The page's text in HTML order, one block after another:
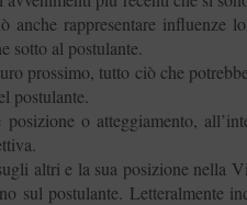
rappresentare influenze
sotto al postulante.
prossimo, tutto ciò che
postulante.
o atteggiamento,
altri e la sua posizione nella
sul postulante. Letteralmente